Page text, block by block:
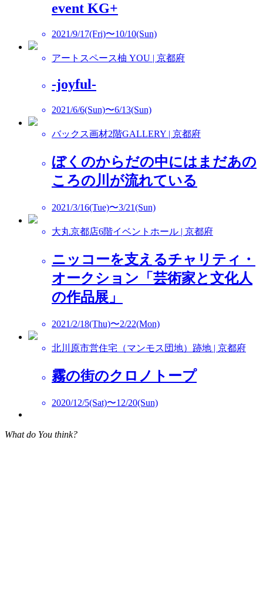
event KG+
2021/9/17(Fri)〜10/10(Sun)
アートスペース柚 YOU | 京都府
-joyful-
2021/6/6(Sun)〜6/13(Sun)
バックス画材2階GALLERY | 京都府
ぼくのからだの中にはまだあの
ころの川が流れている
2021/3/16(Tue)〜3/21(Sun)
大丸京都店6階イベントホール | 京都府
ニッコーを支えるチャリティ・
オークション「芸術家と文化人
の作品展」
2021/2/18(Thu)〜2/22(Mon)
北川原市営住宅（マンモス団地）跡地 | 京都府
霧の街のクロノトープ
2020/12/5(Sat)〜12/20(Sun)
What do You think?